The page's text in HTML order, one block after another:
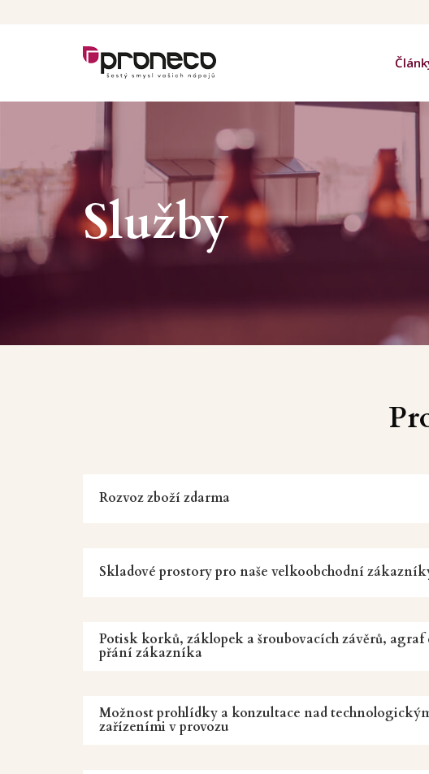
Služby
Rozvoz zboží zdarma
Skladové prostory pro naše velkoobchodní
Potisk korků, záklopek a šroubovacích závěrů, agraf
přání zákazníka
Možnost prohlídky a konzultace nad
zařízeními v provozu